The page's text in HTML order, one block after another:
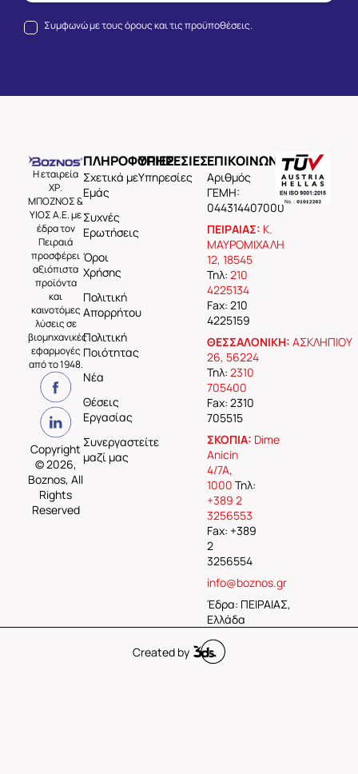
Συμφωνώ με τουςόρους και τις προϋποθέσεις.
Η εταιρεία
ΧΡ.
ΜΠΟΖΝΟΣ &
ΥΙΟΣ Α.Ε. με
έδρα τον
Πειραιά
προσφέρει
αξιόπιστα
προϊόντα
και
καινοτόμες
λύσεις σε
βιομηχανικές
εφαρμογές
από το 1948.
Copyright
© 2026,
Boznos, All
Rights
Reserved
ΠΛΗΡΟΦΟΡΙΕΣ
Σχετικά με
Εμάς
Συχνές
Ερωτήσεις
Όροι
Χρήσης
Πολιτική
Απορρήτου
Πολιτική
Ποιότητας
Νέα
Θέσεις
Εργασίας
Συνεργαστείτε
μαζί μας
ΥΠΗΡΕΣΙΕΣ
Υπηρεσίες
ΕΠΙΚΟΙΝΩΝΙΑ
Aριθμός
ΓΕΜΗ:
044314407000
ΠΕΙΡΑΙΑΣ: Κ.
ΜΑΥΡΟΜΙΧΑΛΗ
12, 18545
Τηλ: 210
4225134
Fax: 210
4225159
ΘΕΣΣΑΛΟΝΙΚΗ: ΑΣΚΛΗΠΙΟΥ
26, 56224
Τηλ: 2310
705400
Fax: 2310
705515
ΣΚΟΠΙΑ: Dime
Anicin
4/7A,
1000 Τηλ:
+389 2
3256553
Fax: +389
2
3256554
info@boznos.gr
Έδρα: ΠΕΙΡΑΙΑΣ,
Ελλάδα
Created by